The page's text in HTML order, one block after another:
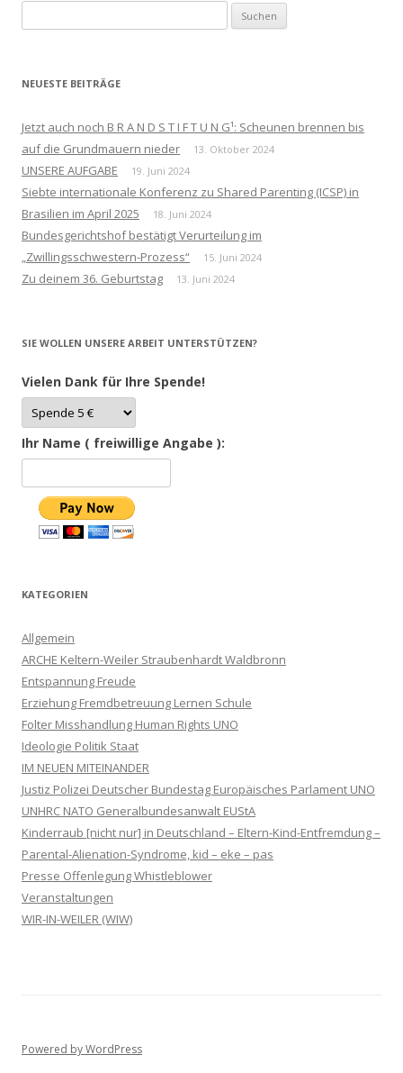
nach:
NEUESTE BEITRÄGE
Jetzt auch noch B R A N D S T I F T U N G¹: Scheunen brennen bis
auf die Grundmauern nieder
13. Oktober 2024
UNSERE AUFGABE 19. Juni 2024
Siebte internationale Konferenz zu Shared Parenting (ICSP) in
Brasilien im April 2025
18. Juni 2024
Bundesgerichtshof bestätigt Verurteilung im
„Zwillingsschwestern-Prozess“
15. Juni 2024
Zu deinem 36. Geburtstag 13. Juni 2024
SIE WOLLEN UNSERE ARBEIT UNTERSTÜTZEN?
Vielen Dank für Ihre Spende!
Ihr Name ( freiwillige Angabe ):
KATEGORIEN
Allgemein
ARCHE Keltern-Weiler Straubenhardt Waldbronn
Entspannung Freude
Erziehung Fremdbetreuung Lernen Schule
Folter Misshandlung Human Rights UNO
Ideologie Politik Staat
IM NEUEN MITEINANDER
Justiz Polizei Deutscher Bundestag Europäisches Parlament UNO
UNHRC NATO Generalbundesanwalt EUStA
Kinderraub [nicht nur] in Deutschland – Eltern-Kind-Entfremdung –
Parental-Alienation-Syndrome, kid – eke – pas
Presse Offenlegung Whistleblower
Veranstaltungen
WIR-IN-WEILER (WIW)
Powered by WordPress